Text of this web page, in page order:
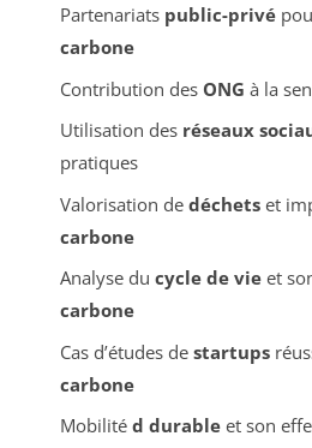
Partenariats public-privé
carbone
Contribution des ONG à la
Utilisation des réseaux
pratiques
Valorisation de déchetset
carbone
Analyse du cycle de vieet
carbone
Cas d’études de startups
carbone
Mobilité d durableet son